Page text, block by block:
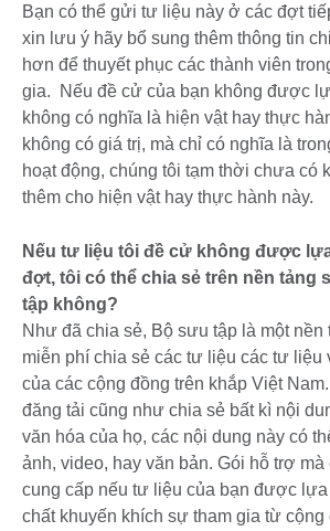
Bạn có thể gửi tư liệu này ở các đợt
xin lưu ý hãy bổ sung thêm thông tin
hơn để thuyết phục các thành viên
gia. Nếu đề cử của bạn không được
không có nghĩa là hiện vật hay thực
không có giá trị, mà chỉ có nghĩa là
hoạt động, chúng tôi tạm thời chưa có
thêm cho hiện vật hay thực hành này.
Nếu tư liệu tôi đề cử không được
đợt, tôi có thể chia sẻ trên nền tảng
tập không?
Như đã chia sẻ, Bộ sưu tập là một nền
miễn phí chia sẻ các tư liệu các tư liệu
của các cộng đồng trên khắp Việt
đăng tải cũng như chia sẻ bất kì nội
văn hóa của họ, các nội dung này có
ảnh, video, hay văn bản. Gói hỗ trợ
cung cấp nếu tư liệu của bạn được lựa
chất khuyến khích sự tham gia từ cộng